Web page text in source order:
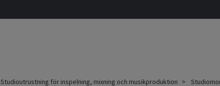
Studioutrustning för inspelning, mixning och musikproduktion